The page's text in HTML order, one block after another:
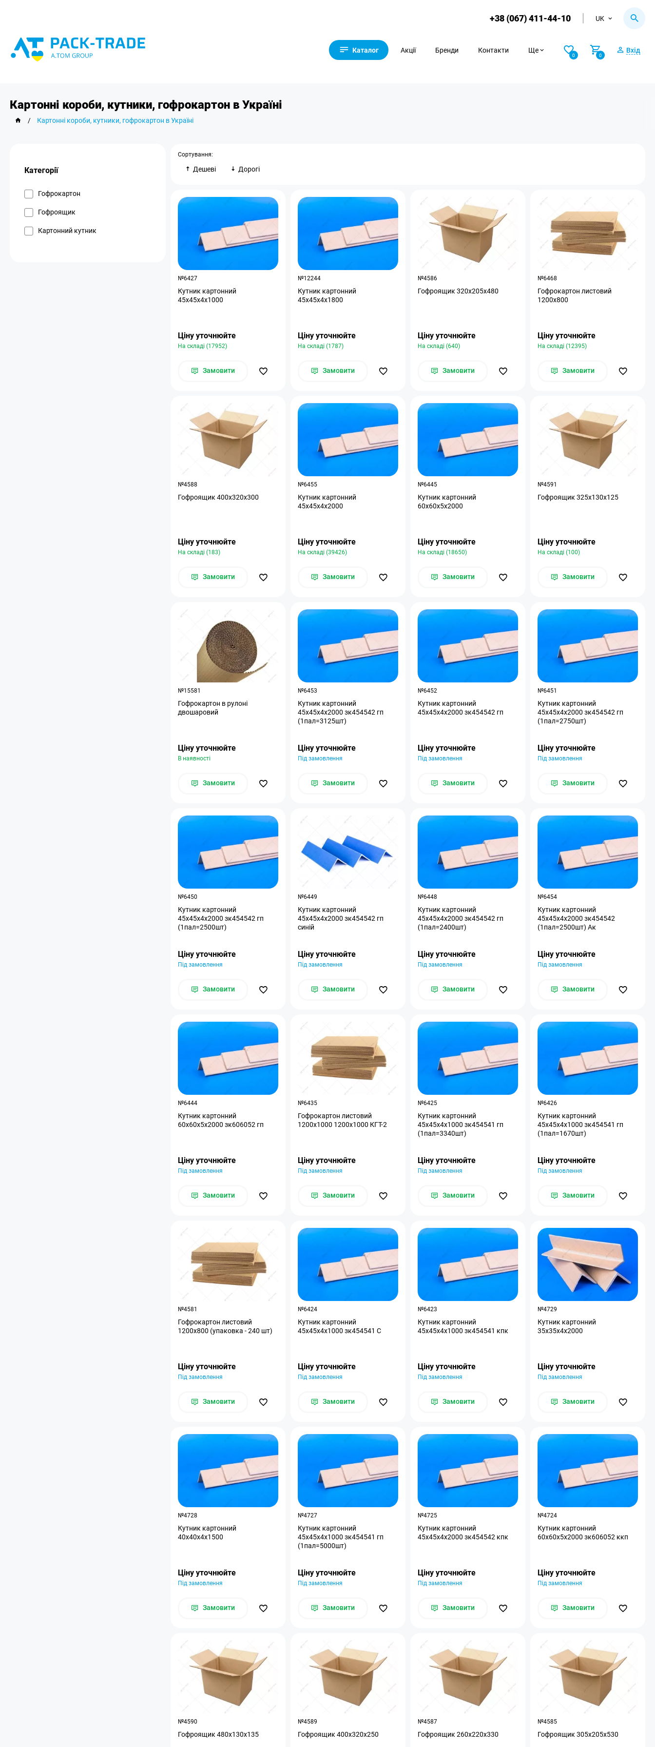
+38 (067) 411-44-10 UK
Каталог Акції Бренди Контакти Ще
0 0
Вхід
Картонні короби, кутники, гофрокартон в Україні
/ Картонні короби, кутники, гофрокартон в Україні
Категорії
Гофрокартон
Гофроящик
Картонний кутник
Сортування:
Дешеві Дорогі
№6427
Кутник картонний
45х45х4х1000
Ціну уточнюйте
На складі (17952)
Замовити
№12244
Кутник картонний
45х45х4х1800
Ціну уточнюйте
На складі (1787)
Замовити
№4586
Гофроящик 320x205x480
Ціну уточнюйте
На складі (640)
Замовити
№6468
Гофрокартон листовий
1200х800
Ціну уточнюйте
На складі (12395)
Замовити
№4588
Гофроящик 400х320х300
Ціну уточнюйте
На складі (183)
Замовити
№6455
Кутник картонний
45х45х4х2000
Ціну уточнюйте
На складі (39426)
Замовити
№6445
Кутник картонний
60х60х5х2000
Ціну уточнюйте
На складі (18650)
Замовити
№4591
Гофроящик 325x130x125
Ціну уточнюйте
На складі (100)
Замовити
№15581
Гофрокартон в рулоні
двошаровий
Ціну уточнюйте
В наявності
Замовити
№6453
Кутник картонний
45x45x4x2000 зк454542 гп
(1пал=3125шт)
Ціну уточнюйте
Під замовлення
Замовити
№6452
Кутник картонний
45x45x4x2000 зк454542 гп
Ціну уточнюйте
Під замовлення
Замовити
№6451
Кутник картонний
45x45x4x2000 зк454542 гп
(1пал=2750шт)
Ціну уточнюйте
Під замовлення
Замовити
№6450
Кутник картонний
45x45x4x2000 зк454542 гп
(1пал=2500шт)
Ціну уточнюйте
Під замовлення
Замовити
№6449
Кутник картонний
45x45x4x2000 зк454542 гп
синій
Ціну уточнюйте
Під замовлення
Замовити
№6448
Кутник картонний
45x45x4x2000 зк454542 гп
(1пал=2400шт)
Ціну уточнюйте
Під замовлення
Замовити
№6454
Кутник картонний
45х45х4х2000 зк454542
(1пал=2500шт) Ак
Ціну уточнюйте
Під замовлення
Замовити
№6444
Кутник картонний
60x60x5x2000 зк606052 гп
Ціну уточнюйте
Під замовлення
Замовити
№6435
Гофрокартон листовий
1200x1000 1200x1000 КГТ-2
Ціну уточнюйте
Під замовлення
Замовити
№6425
Кутник картонний
45x45x4x1000 зк454541 гп
(1пал=3340шт)
Ціну уточнюйте
Під замовлення
Замовити
№6426
Кутник картонний
45x45x4x1000 зк454541 гп
(1пал=1670шт)
Ціну уточнюйте
Під замовлення
Замовити
№4581
Гофрокартон листовий
1200x800 (упаковка - 240 шт)
Ціну уточнюйте
Під замовлення
Замовити
№6424
Кутник картонний
45x45x4x1000 зк454541 С
Ціну уточнюйте
Під замовлення
Замовити
№6423
Кутник картонний
45x45x4x1000 зк454541 кпк
Ціну уточнюйте
Під замовлення
Замовити
№4729
Кутник картонний
35x35x4x2000
Ціну уточнюйте
Під замовлення
Замовити
№4728
Кутник картонний
40х40х4х1500
Ціну уточнюйте
Під замовлення
Замовити
№4727
Кутник картонний
45x45x4x1000 зк454541 гп
(1пал=5000шт)
Ціну уточнюйте
Під замовлення
Замовити
№4725
Кутник картонний
45x45x4x2000 зк454542 кпк
Ціну уточнюйте
Під замовлення
Замовити
№4724
Кутник картонний
60x60x5x2000 зк606052 ккп
Ціну уточнюйте
Під замовлення
Замовити
№4590
Гофроящик 480x130x135
№4589
Гофроящик 400x320x250
№4587
Гофроящик 260x220x330
№4585
Гофроящик 305x205x530